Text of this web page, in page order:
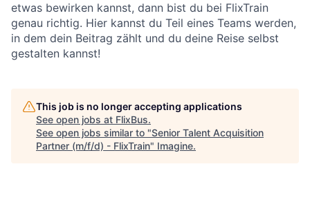
etwas bewirken kannst, dann bist du bei FlixTrain
genau richtig. Hier kannst du Teil eines Teams werden,
in dem dein Beitrag zählt und du deine Reise selbst
gestalten kannst!
This job is no longer accepting applications
See open jobs at FlixBus.
See open jobs similar to "Senior Talent Acquisition
Partner (m/f/d) - FlixTrain" Imagine.